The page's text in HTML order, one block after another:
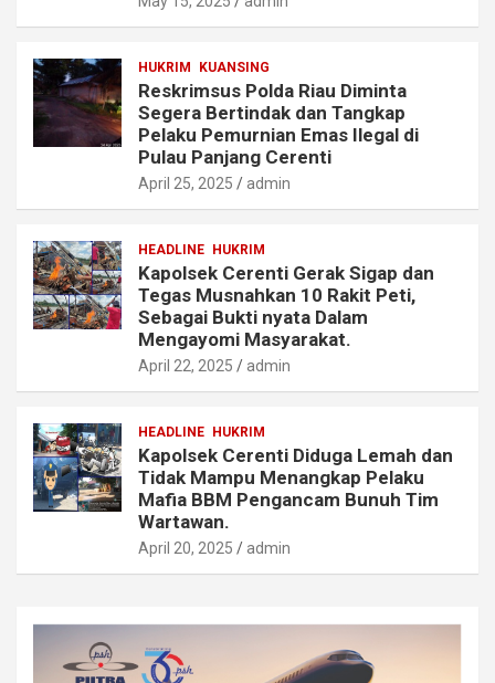
HUKRIM KUANSING
Reskrimsus Polda Riau Diminta
Segera Bertindak dan Tangkap
Pelaku Pemurnian Emas Ilegal di
Pulau Panjang Cerenti
April 25, 2025 admin
HEADLINE HUKRIM
Kapolsek Cerenti Gerak Sigap dan
Tegas Musnahkan 10 Rakit Peti,
Sebagai Bukti nyata Dalam
Mengayomi Masyarakat.
April 22, 2025 admin
HEADLINE HUKRIM
Kapolsek Cerenti Diduga Lemah dan
Tidak Mampu Menangkap Pelaku
Mafia BBM Pengancam Bunuh Tim
Wartawan.
April 20, 2025 admin